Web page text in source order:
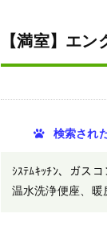
【満室】エン
検索され
ｼｽﾃﾑｷｯﾁﾝ、ガス
温水洗浄便座、暖